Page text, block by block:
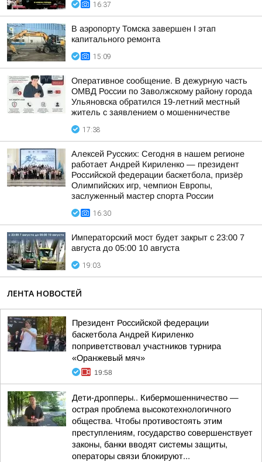
16:37
В аэропорту Томска завершен I этап
капитального ремонта
15:09
Оперативное сообщение. В дежурную часть
ОМВД России по Заволжскому району города
Ульяновска обратился 19-летний местный
житель с заявлением о мошенничестве
17:38
Алексей Русских: Сегодня в нашем регионе
работает Андрей Кириленко — президент
Российской федерации баскетбола, призёр
Олимпийских игр, чемпион Европы,
заслуженный мастер спорта России
16:30
Императорский мост будет закрыт с 23:00 7
августа до 05:00 10 августа
19:03
ЛЕНТА НОВОСТЕЙ
Президент Российской федерации
баскетбола Андрей Кириленко
поприветствовал участников турнира
«Оранжевый мяч»
19:58
Дети-дропперы.. Кибермошенничество —
острая проблема высокотехнологичного
общества. Чтобы противостоять этим
преступлениям, государство совершенствует
законы, банки вводят системы защиты,
операторы связи блокируют...